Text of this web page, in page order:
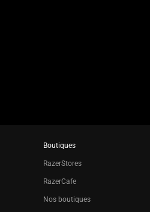
Boutiques
RazerStores
RazerCafe
Nos boutiques